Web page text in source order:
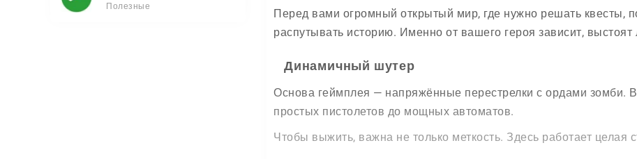
Полезные
Перед вами огромный открытый мир, где нужно решать квесты,
распутывать историю. Именно от вашего героя зависит,
Динамичный шутер
Основа геймплея — напряжённые перестрелки с ордами зомби.
простых пистолетов до мощных автоматов.
Чтобы выжить, важна не только меткость. Здесь работает целая